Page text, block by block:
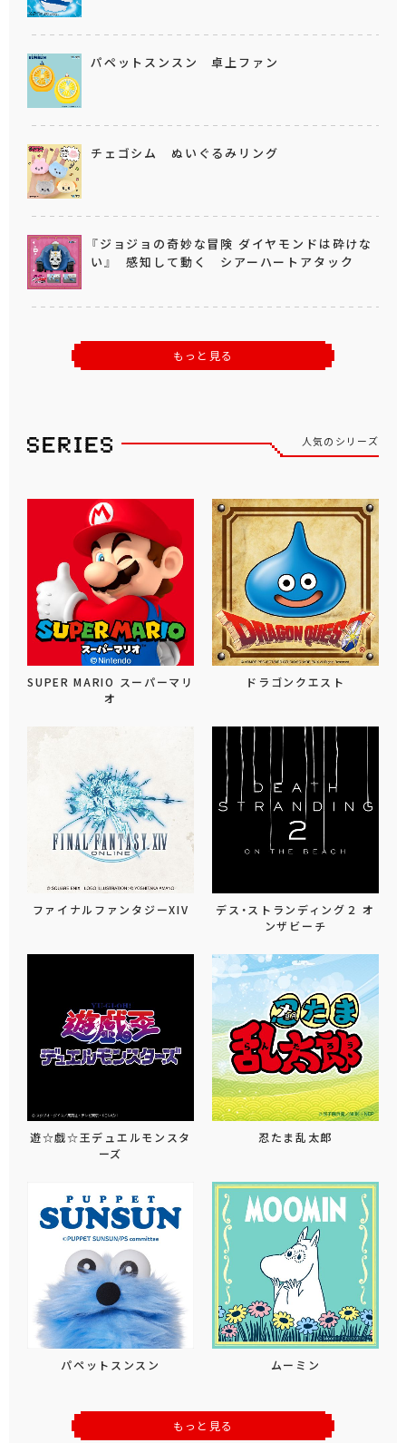
パペットスンスン 卓上ファン
チェゴシム ぬいぐるみリング
『ジョジョの奇妙な冒険 ダイヤモンドは砕けな
い』 感知して動く シアーハートアタック
もっと見る
人気のシリーズ
SUPER MARIO スーパーマリ
オ
ドラゴンクエスト
ファイナルファンタジーXIV
デス・ストランディング２ オ
ンザビーチ
遊☆戯☆王デュエルモンスタ
ーズ
忍たま乱太郎
パペットスンスン ムーミン
もっと見る